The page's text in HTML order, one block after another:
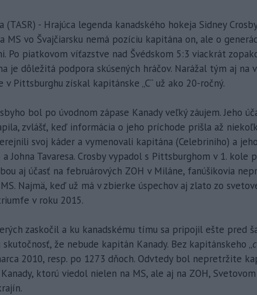
(TASR) - Hrajúca legenda kanadského hokeja Sidney
MS vo Švajčiarsku nemá pozíciu kapitána on, ale o
Po piatkovom víťazstve nad Švédskom 5:3 viackrát
je dôležitá podpora skúsených hráčov. Narážal tým aj na
v Pittsburghu získal kapitánske „C“ už ako 20-ročný.
bol po úvodnom zápase Kanady veľký záujem. Jeho
zvlášť, keď informácia o jeho príchode prišla až
svoj káder a vymenovali kapitána (Celebriniho) a
a Johna Tavaresa. Crosby vypadol s Pittsburghom v 1. kole
aj účasť na februárových ZOH v Miláne, fanúšikovia
Najmä, keď už má v zbierke úspechov aj zlato zo
v roku 2015.
zaskočil a ku kanadskému tímu sa pripojil ešte pred
že nebude kapitán Kanady. Bez kapitánskeho „
2010, resp. po 1273 dňoch. Odvtedy bol nepretržite
ktorú viedol nielen na MS, ale aj na ZOH,